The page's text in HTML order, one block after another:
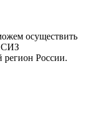
осуществить
СИЗ
регион России.